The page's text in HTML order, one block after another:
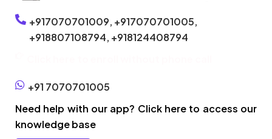
+917070701009, +917070701005,
+918807108794, +918124408794
+91 7070701005
Need help with our app? Click here to access our
knowledge base